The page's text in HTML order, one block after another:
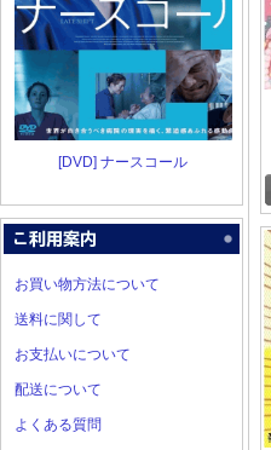
[DVD] ナースコール
お買い物方法について
送料に関して
お支払いについて
配送について
よくある質問